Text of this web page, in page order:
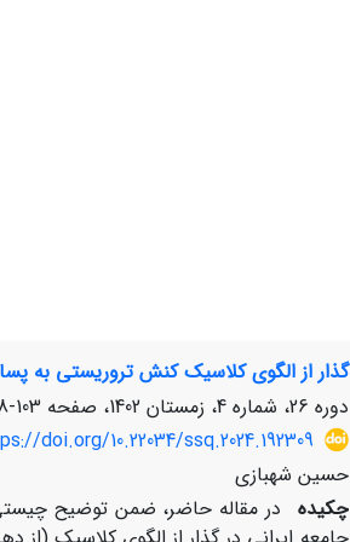
گذار از الگوی کلاسیک کنش تروریستی به
دوره 26، شماره 4، زمستان 1402، صفحه
103-118
doi.org/10.22034/ssq.2024.192309
حسین شهبازی
چکیده در مقاله حاضر، ضمن توضیح